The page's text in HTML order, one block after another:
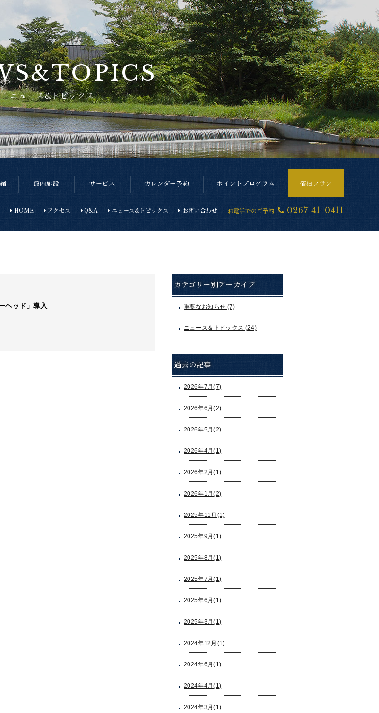
ニュース&トピックス
館内施設 サービス カレンダー予約 ポイントプログラム 宿泊プラン
HOME アクセス Q&A ニュース&トピックス お問い合わせ お電話でのご予約 0267-41-0411
ヘッド」導入
カテゴリー別アーカイブ
重要なお知らせ (7)
ニュース＆トピックス (24)
過去の記事
2026年7月(7)
2026年6月(2)
2026年5月(2)
2026年4月(1)
2026年2月(1)
2026年1月(2)
2025年11月(1)
2025年9月(1)
2025年8月(1)
2025年7月(1)
2025年6月(1)
2025年3月(1)
2024年12月(1)
2024年6月(1)
2024年4月(1)
2024年3月(1)